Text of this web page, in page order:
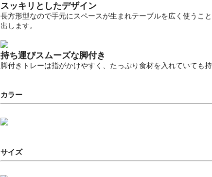
スッキリとしたデザイン
長方形型なので手元にスペースが生まれテーブルを広く使うこ
出します。
持ち運びスムーズな脚付き
脚付きトレーは指がかけやすく、たっぷり食材を入れていても
カラー
サイズ